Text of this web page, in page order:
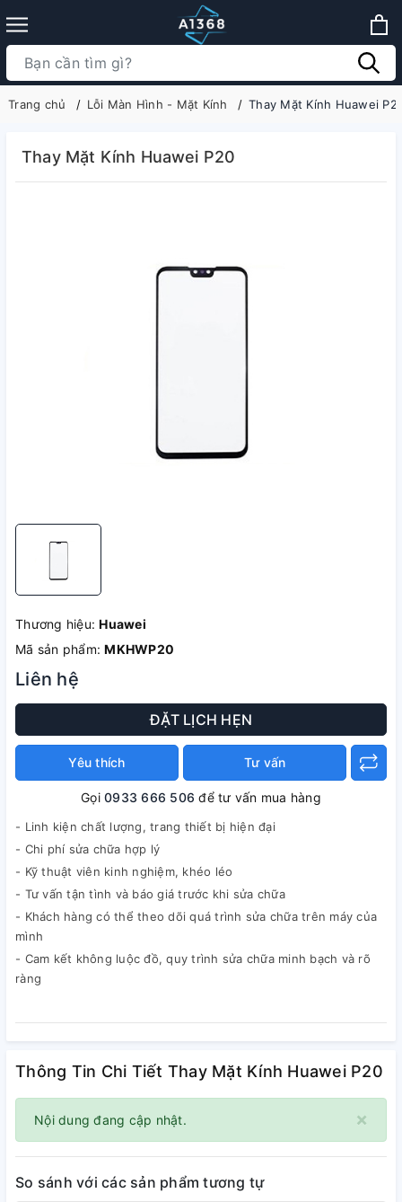
Trang chủ Lỗi Màn Hình - Mặt Kính Thay Mặt Kính Huawei
Thay Mặt Kính Huawei P20
Thương hiệu:Huawei
Mã sản phẩm:MKHWP20
Liên hệ
ĐẶT LỊCH HẸN
Yêu thích Tư vấn
Gọi0933 666 506 để tư vấn mua hàng
- Linh kiện chất lượng, trang thiết bị hiện đại
- Chi phí sửa chữa hợp lý
- Kỹ thuật viên kinh nghiệm, khéo léo
- Tư vấn tận tình và báo giá trước khi sửa chữa
- Khách hàng có thể theo dõi quá trình sửa chữa trên máy của
mình
- Cam kết không luộc đồ, quy trình sửa chữa minh bạch và rõ
ràng
Thông Tin Chi Tiết Thay Mặt Kính Huawei P20
×
Nội dung đang cập nhật.
So sánh với các sản phẩm tương tự